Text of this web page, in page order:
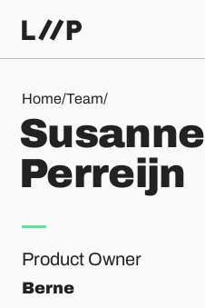
Home/Team/
Susanne Perreijn
Susanne
Perreijn
Product Owner
Berne